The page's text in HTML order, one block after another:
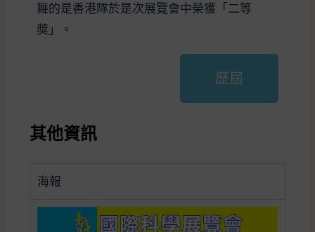
舞的是香港隊於是次展覽會中榮獲「二等
獎」。
歷屆
其他資訊
海報